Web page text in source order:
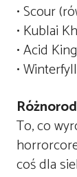
• Scour
• Kublai
• Acid King
•
To, co
coś dla